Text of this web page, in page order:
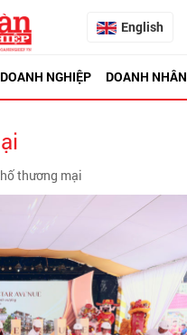
English
DOANH NGHIỆP DOANH NHÂN
thương mại